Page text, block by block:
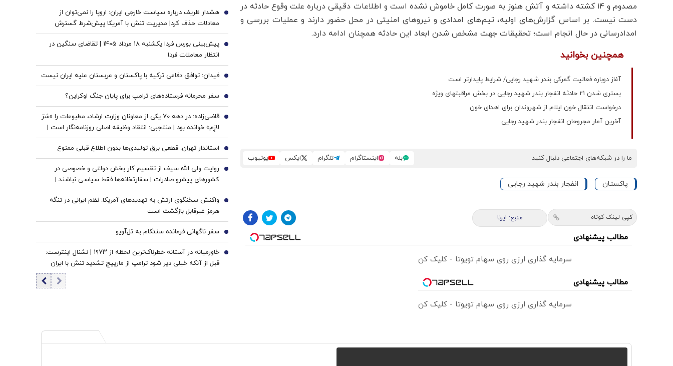
مصدوم و ۱۴ کشته داشته و آتش هنوز به صورت کامل خاموش نشده است و اطلاعات دقیقی درباره علت وقوع حادثه در
دست نیست. بر اساس گزارش‌های اولیه، تیم‌های امدادی و نیروهای امنیتی در محل حضور دارند و عملیات بررسی و
امدادرسانی در حال انجام است؛ تحقیقات جهت مشخص شدن ابعاد این حادثه همچنان ادامه دارد.
همچنین بخوانید
آغاز دوباره فعالیت گمرکی بندر شهید رجایی/ شرایط پایدارتر است
بستری شدن 21 حادثه انفجار بندر شهید رجایی در بخش مراقبتهای ویژه
درخواست انتقال خون ایلام از شهروندان برای اهدای خون
آخرین آمار مجروحان انفجار بندر شهید رجایی
ما را در شبکه‌های اجتماعی دنبال کنید بله اینستاگرام تلگرام ایکس یوتیوب
پاکستان انفجار بندر شهید رجایی
کپی لینک کوتاه منبع: ایرنا
مطالب پیشنهادی
سرمایه گذاری ارزی روی سهام تویوتا - کلیک کن
مطالب پیشنهادی
سرمایه گذاری ارزی روی سهام تویوتا - کلیک کن
هشدار ظریف درباره سیاست خارجی ایران: اروپا را نمی‌توان از
معادلات حذف کرد| مدیریت تنش با آمریکا پیش‌شرط گسترش
روابط ایران با جهان است
1
پیش‌بینی بورس فردا یکشنبه 18 مرداد 1405 | تقاضای سنگین در
انتظار معاملات فردا
2
فیدان: توافق دفاعی ترکیه با پاکستان و عربستان علیه ایران نیست 3
سفر محرمانه فرستاده‌های ترامپ برای پایان جنگ اوکراین؟ 4
قاضی‌زاده: در دهه 70 یکی از معاونان وزارت ارشاد، مطبوعات را «شرّ
لازِم» خوانده بود | منتجبی: انتقاد وظیفه اصلی روزنامه‌نگار است |
زاهد: بسیاری از بهترین روزنامه‌نگاران کشور، مجبور به مهاجرت
شده‌اند
5
استاندار تهران: قطعی برق تولیدی‌ها بدون اطلاع قبلی ممنوع 6
روایت ولی الله سیف از تقسیم کار بخش دولتی و خصوصی در
کشورهای پیشرو صادرات | سفارتخانه‌ها فقط سیاسی نباشند |
اتاق‌های بازرگانی باید بخشی از دیپلماسی اقتصادی باشند
7
واکنش سخنگوی ارتش به تهدیدهای آمریکا: نظم ایرانی در تنگه
هرمز غیرقابل بازگشت است
8
سفر ناگهانی فرمانده سنتکام به تل‌آویو 9
خاورمیانه در آستانه خطرناک‌ترین لحظه از ۱۹۷۳ | نشنال اینترست:
قبل از آنکه خیلی دیر شود ترامپ از مارپیچ تشدید تنش با ایران
بیرون بیاید | تنگه هرمز تنها گلوگاه استراتژیک مورد تهدید نیست
10